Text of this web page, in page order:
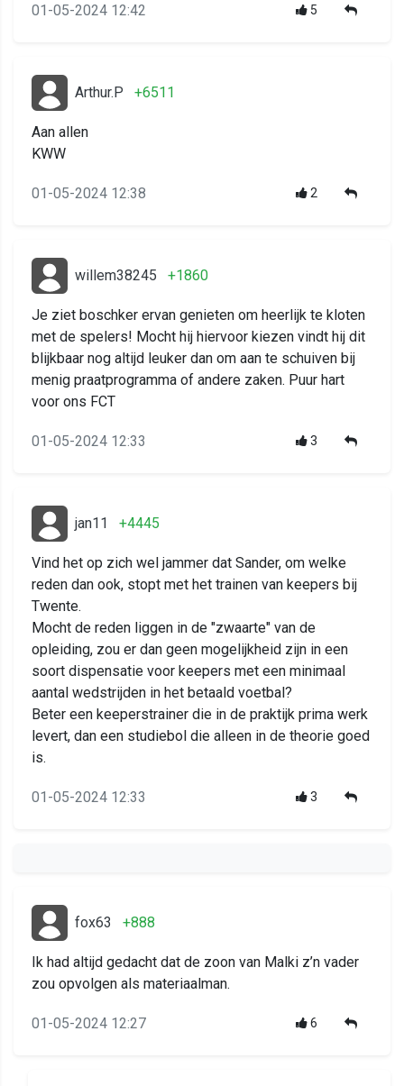
01-05-2024 12:42 5
Arthur.P +6511
Aan allen
KWW
01-05-2024 12:38 2
willem38245 +1860
Je ziet boschker ervan genieten om heerlijk te kloten
met de spelers! Mocht hij hiervoor kiezen vindt hij dit
blijkbaar nog altijd leuker dan om aan te schuiven bij
menig praatprogramma of andere zaken. Puur hart
voor ons FCT
01-05-2024 12:33 3
jan11 +4445
Vind het op zich wel jammer dat Sander, om welke
reden dan ook, stopt met het trainen van keepers bij
Twente.
Mocht de reden liggen in de "zwaarte" van de
opleiding, zou er dan geen mogelijkheid zijn in een
soort dispensatie voor keepers met een minimaal
aantal wedstrijden in het betaald voetbal?
Beter een keeperstrainer die in de praktijk prima werk
levert, dan een studiebol die alleen in de theorie goed
is.
01-05-2024 12:33 3
fox63 +888
Ik had altijd gedacht dat de zoon van Malki z’n vader
zou opvolgen als materiaalman.
01-05-2024 12:27 6